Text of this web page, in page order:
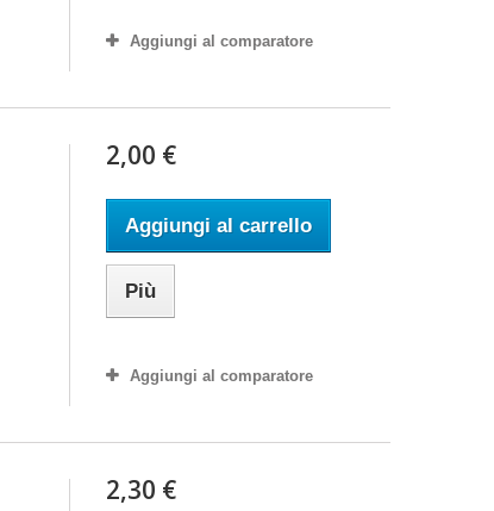
Aggiungi al comparatore
2,00 €
Aggiungi al carrello
Più
Aggiungi al comparatore
2,30 €